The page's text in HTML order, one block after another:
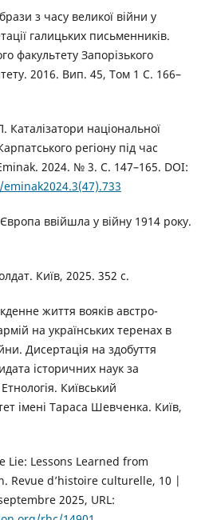
з часу великої війни у
галицьких письменників.
факультету Запорізького
2016. Вип. 45, Том 1 C. 166–
національної
регіону під час
2024. № 3. С. 147–165. DOI:
ввійшла у війну 1914 року.
Київ, 2025. 352 с.
життя вояків австро-
на українських теренах в
Дисертація на здобуття
історичних наук за
Київський
імені Тараса Шевченка. Київ,
Lie: Lessons Learned from
Revue d’histoire culturelle, 10 |
2025, URL: